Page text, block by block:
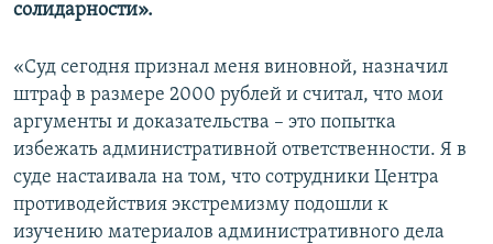
ELIFBE
УКРАИНСКАЯ ПРОБЛЕМА КРЫМА
Все сайты RFE/RL
солидарности».
«Суд сегодня признал меня виновной, назначил
штраф в размере 2000 рублей и считал, что мои
аргументы и доказательства – это попытка
избежать административной ответственности. Я в
суде настаивала на том, что сотрудники Центра
противодействия экстремизму подошли к
изучению материалов административного дела